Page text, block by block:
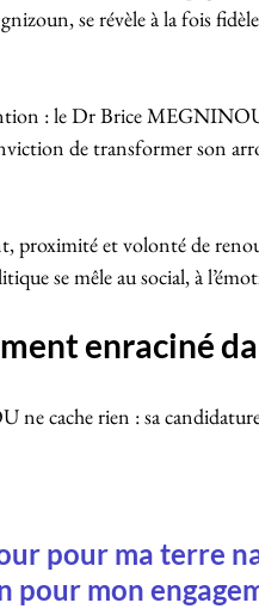
se révèle à la fois
: le Dr Brice
de transformer son
proximité et volonté de
se mêle au social, à
enraciné
cache rien : sa
pour ma terre
pour mon